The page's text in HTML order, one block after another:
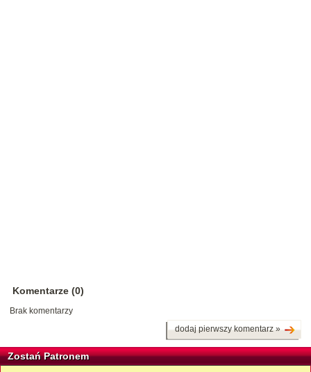
Komentarze (0)
Brak komentarzy
dodaj pierwszy komentarz »
Zostań Patronem